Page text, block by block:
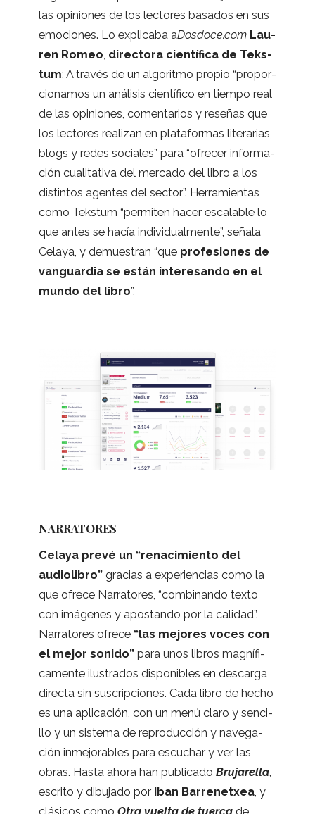
las opi­nio­nes de los lec­to­res basa­dos en sus
emo­cio­nes. Lo expli­caba aDos​doce​.com Lau­
ren Romeo direc­tora cien­tí­fica de Teks­
tum: A tra­vés de un algo­ritmo pro­pio “pro­por­
cio­na­mos un aná­li­sis cien­tí­fico en tiempo real
de las opi­nio­nes, comen­ta­rios y rese­ñas que
los lec­to­res rea­li­zan en pla­ta­for­mas lite­ra­rias,
blogs y redes socia­les” para “ofre­cer infor­ma­
ción cua­li­ta­tiva del mer­cado del libro a los
dis­tin­tos agen­tes del sec­tor”. Herra­mien­tas
como Teks­tum “per­mi­ten hacer esca­la­ble lo
que antes se hacía indi­vi­dual­mente”, señala
Celaya, y demues­tran “que pro­fe­sio­nes de
van­guar­dia se están intere­sando en el
mundo del libro”.
NARRATORES
Celaya prevé un “rena­ci­miento del
audio­li­bro”gra­cias a expe­rien­cias como la
que ofrece Narra­to­res, “com­bi­nando texto
con imá­ge­nes y apos­tando por la cali­dad”.
Narra­to­res ofrece “las mejo­res voces con
el mejor sonido”para unos libros mag­ní­fi­
ca­mente ilus­tra­dos dis­po­ni­bles en des­carga
directa sin sus­crip­cio­nes. Cada libro de hecho
es una apli­ca­ción, con un menú claro y sen­ci­
llo y un sis­tema de repro­duc­ción y nave­ga­
ción inme­jo­ra­bles para escu­char y ver las
obras. Hasta ahora han publi­cado Bru­ja­re­lla,
escrito y dibu­jado por Iban Barre­ne­txea, y